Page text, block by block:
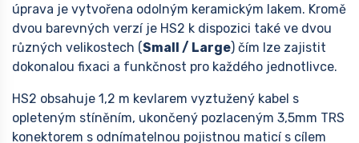
úprava je vytvořena odolným keramickým lakem. Kromě
dvou barevných verzí je HS2 k dispozici také ve dvou
různých velikostech (Small / Large) čím lze zajistit
dokonalou fixaci a funkčnost pro každého jednotlivce.
HS2 obsahuje 1,2 m kevlarem vyztužený kabel s
opleteným stíněním, ukončený pozlaceným 3,5mm TRS
konektorem s odnímatelnou pojistnou maticí s cílem